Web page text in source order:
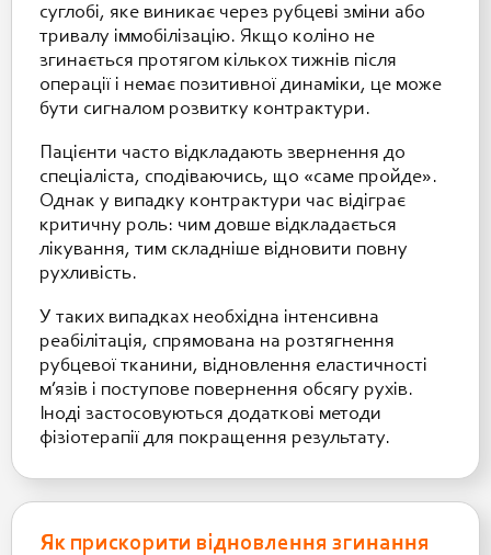
суглобі, яке виникає через рубцеві зміни або
тривалу іммобілізацію. Якщо коліно не
згинається протягом кількох тижнів після
операції і немає позитивної динаміки, це може
бути сигналом розвитку контрактури.
Пацієнти часто відкладають звернення до
спеціаліста, сподіваючись, що «саме пройде».
Однак у випадку контрактури час відіграє
критичну роль: чим довше відкладається
лікування, тим складніше відновити повну
рухливість.
У таких випадках необхідна інтенсивна
реабілітація, спрямована на розтягнення
рубцевої тканини, відновлення еластичності
м’язів і поступове повернення обсягу рухів.
Іноді застосовуються додаткові методи
фізіотерапії для покращення результату.
Як прискорити відновлення згинання